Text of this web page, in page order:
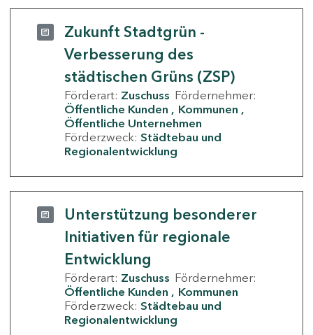
Zukunft Stadtgrün -
Verbesserung des
städtischen Grüns (ZSP)
Förderart: Zuschuss Fördernehmer:
Öffentliche Kunden
Kommunen
Öffentliche Unternehmen
Förderzweck: Städtebau und
Regionalentwicklung
Unterstützung besonderer
Initiativen für regionale
Entwicklung
Förderart: Zuschuss Fördernehmer:
Öffentliche Kunden
Kommunen
Förderzweck: Städtebau und
Regionalentwicklung